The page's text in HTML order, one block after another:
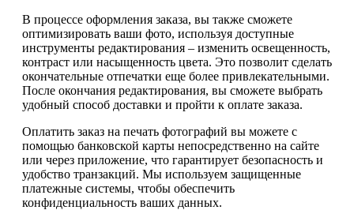
В процессе оформления заказа, вы также сможете
оптимизировать ваши фото, используя доступные
инструменты редактирования – изменить освещенность,
контраст или насыщенность цвета. Это позволит сделать
окончательные отпечатки еще более привлекательными.
После окончания редактирования, вы сможете выбрать
удобный способ доставки и пройти к оплате заказа.
Оплатить заказ на печать фотографий вы можете с
помощью банковской карты непосредственно на сайте
или через приложение, что гарантирует безопасность и
удобство транзакций. Мы используем защищенные
платежные системы, чтобы обеспечить
конфиденциальность ваших данных.